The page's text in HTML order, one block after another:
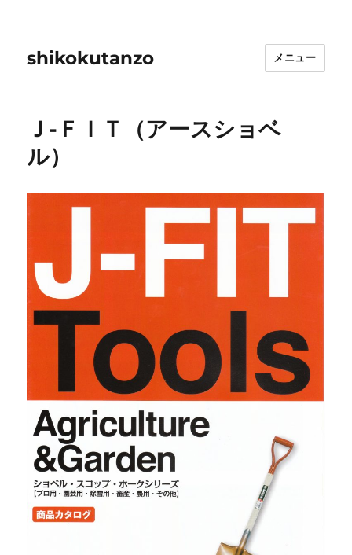
shikokutanzo メニュー
Ｊ-ＦＩＴ（アースショベ
ル）